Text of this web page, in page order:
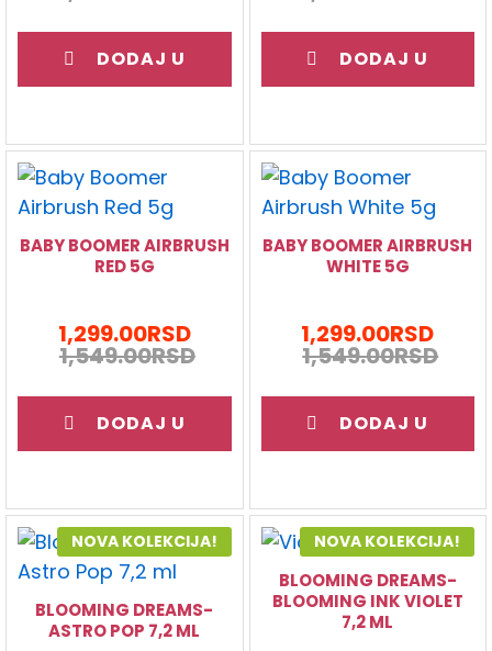
DODAJ U DODAJ U
BABY BOOMER AIRBRUSH
RED 5G
1,299.00RSD
1,549.00RSD
DODAJ U
BABY BOOMER AIRBRUSH
WHITE 5G
1,299.00RSD
1,549.00RSD
DODAJ U
NOVA KOLEKCIJA!
BLOOMING DREAMS-
ASTRO POP 7,2 ML
NOVA KOLEKCIJA!
BLOOMING DREAMS-
BLOOMING INK VIOLET
7,2 ML